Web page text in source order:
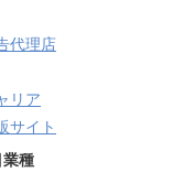
代理店
リア
サイト
業種